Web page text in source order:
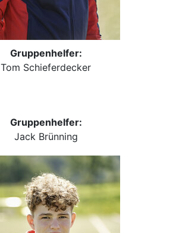
Gruppenhelfer:
Tom Schieferdecker
Gruppenhelfer:
Jack Brünning